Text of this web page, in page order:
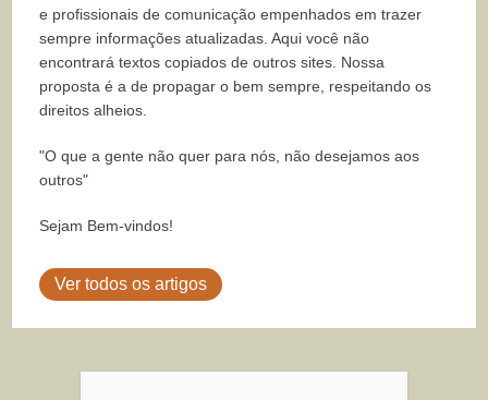
e profissionais de comunicação empenhados em trazer
sempre informações atualizadas. Aqui você não
encontrará textos copiados de outros sites. Nossa
proposta é a de propagar o bem sempre, respeitando os
direitos alheios.
"O que a gente não quer para nós, não desejamos aos
outros"
Sejam Bem-vindos!
Ver todos os artigos